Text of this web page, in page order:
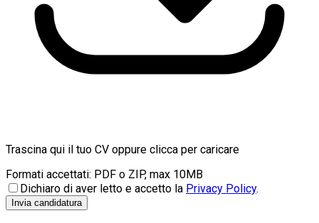
Trascina qui il tuo CV oppure clicca per caricare
Formati accettati: PDF o ZIP, max 10MB
Dichiaro di aver letto e accetto la Privacy Policy.
Invia candidatura